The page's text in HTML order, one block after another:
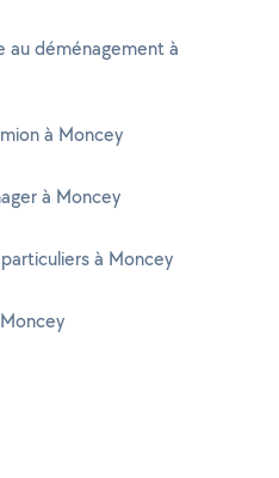
au déménagement à
à Moncey
à Moncey
à Moncey